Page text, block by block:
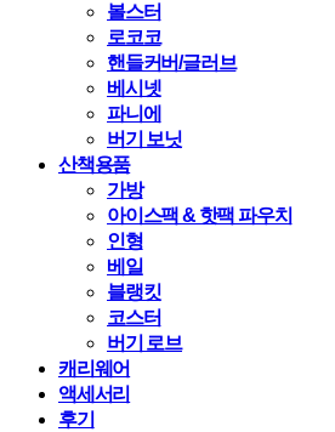
볼스터
로코코
핸들커버/글러브
베시넷
파니에
버기 보닛
산책용품
가방
아이스팩 & 핫팩 파우치
인형
베일
블랭킷
코스터
버기 로브
캐리웨어
액세서리
후기